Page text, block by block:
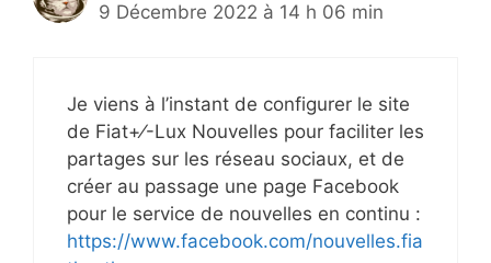
9 Décembre 2022 à 14 h 06 min
Je viens à l’instant de configurer le site
de Fiat+⁄-Lux Nouvelles pour faciliter les
partages sur les réseau sociaux, et de
créer au passage une page Facebook
pour le service de nouvelles en continu :
https://www.facebook.com/nouvelles.fia